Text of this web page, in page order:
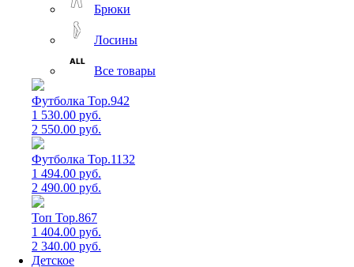
Брюки
Лосины
Все товары
Футболка Top.942
1 530.00 руб.
2 550.00 руб.
Футболка Top.1132
1 494.00 руб.
2 490.00 руб.
Топ Top.867
1 404.00 руб.
2 340.00 руб.
Детское